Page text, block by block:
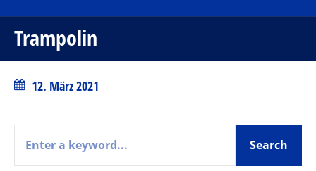
Trampolin
12. März 2021